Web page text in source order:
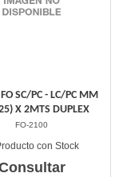
FO SC/PC - LC/PC MM
X 2MTS DUPLEX
FO-2100
con Stock